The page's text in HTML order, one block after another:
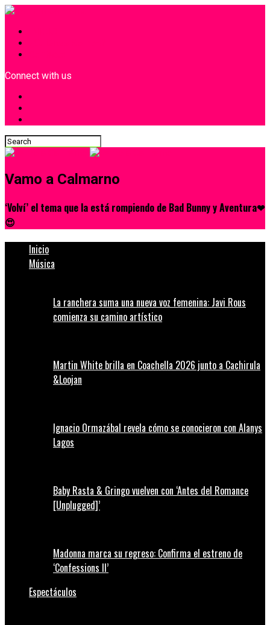
Connect with us
Vamo a Calmarno
‘Volví’ el tema que la está rompiendo de Bad Bunny y Aventura❤
😍
Inicio
Música
La ranchera suma una nueva voz femenina: Javi Rous
comienza su camino artístico
Martin White brilla en Coachella 2026 junto a Cachirula
&Loojan
Ignacio Ormazábal revela cómo se conocieron con Alanys
Lagos
Baby Rasta & Gringo vuelven con ‘Antes del Romance
[Unplugged]’
Madonna marca su regreso: Confirma el estreno de
‘Confessions II’
Espectáculos